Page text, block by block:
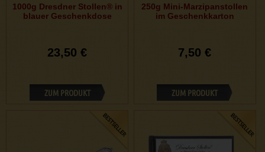
1000g Dresdner Stollen® in
blauer Geschenkdose
23,50 €
ZUM PRODUKT
250g Mini-Marzipanstollen
im Geschenkkarton
7,50 €
ZUM PRODUKT